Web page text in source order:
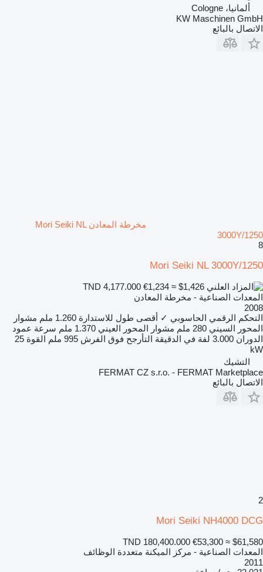
ألمانيا، Cologne
KW Maschinen GmbH
الاتصال بالبائع
مخرطة المعادن Mori Seiki NL
3000Y/1250
8
Mori Seiki NL 3000Y/1250
€1,234 ≈ $1,426
المعدات الصناعية - مخرطة المعادن
2008
التحكم الرقمي الحاسوبي ✓ أقصى طول للاستدارة 1.260 ملم
مشوار
المحور السيني 280 ملم مشوار المحور العيني 1.370 ملم
سرعة عمود
الدوران 3.000 لفة في الدقيقة التأرجح فوق الفرش 995 ملم القوة 25
kW
التشيك
FERMAT CZ s.r.o. - FERMAT Marketplace
الاتصال بالبائع
2
Mori Seiki NH4000 DCG
TND 180,400.000 €53,300 ≈ $61,580
المعدات الصناعية - مركز الميكنة متعددة الوظائف
2011